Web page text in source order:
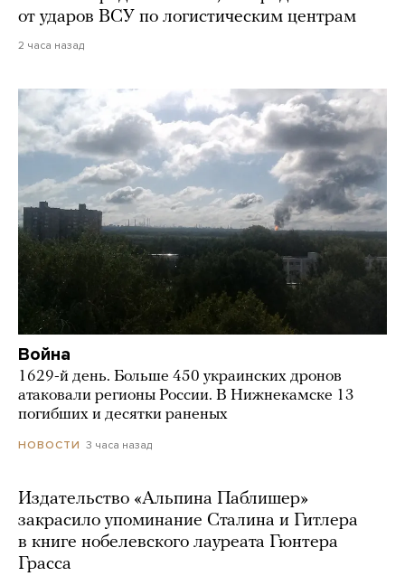
от ударов ВСУ по логистическим центрам
2 часа назад
Война
1629-й день. Больше 450 украинских дронов
атаковали регионы России. В Нижнекамске 13
погибших и десятки раненых
НОВОСТИ 3 часа назад
Издательство «Альпина Паблишер»
закрасило упоминание Сталина и Гитлера
в книге нобелевского лауреата Гюнтера
Грасса